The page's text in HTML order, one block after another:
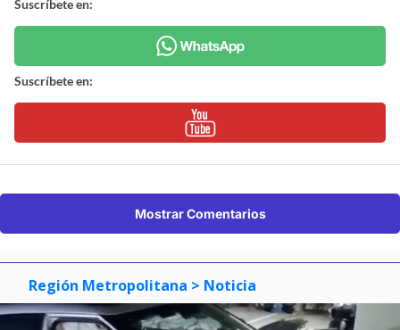
Suscríbete en:
Suscríbete en:
Mostrar Comentarios
Región Metropolitana > Noticia